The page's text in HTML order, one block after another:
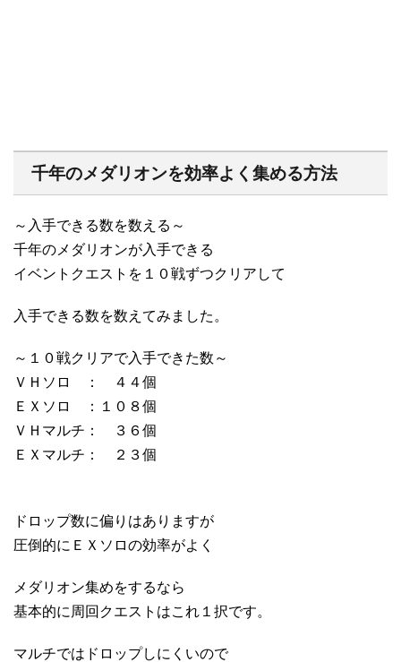
千年のメダリオンを効率よく集める方法
～入手できる数を数える～
千年のメダリオンが入手できる
イベントクエストを１０戦ずつクリアして
入手できる数を数えてみました。
～１０戦クリアで入手できた数～
ＶＨソロ ： ４４個
ＥＸソロ ：１０８個
ＶＨマルチ： ３６個
ＥＸマルチ： ２３個
ドロップ数に偏りはありますが
圧倒的にＥＸソロの効率がよく
メダリオン集めをするなら
基本的に周回クエストはこれ１択です。
マルチではドロップしにくいので